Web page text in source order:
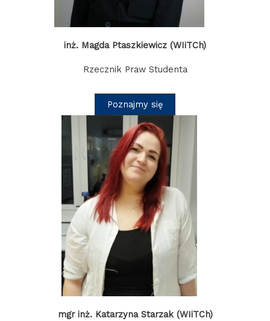
inż. Magda Ptaszkiewicz (WIiTCh)
Rzecznik Praw Studenta
Poznajmy się
mgr inż. Katarzyna Starzak (WIiTCh)